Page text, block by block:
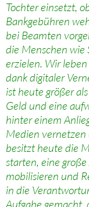
Tochter einsetzt,
Bankgebühren
bei Beamten
die Menschen wie
erzielen. ​Wir
dank digitaler
ist heute größer
Geld und eine
hinter einem
Medien vernetzen
besitzt heute die
starten, eine
mobilisieren und
in die
Aufgabe gemacht,